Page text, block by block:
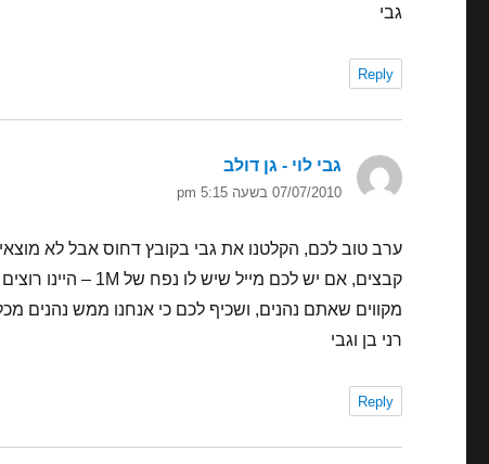
גבי
Reply
גבי לוי - גן דולב
07/07/2010 בשעה 5:15 pm
ערב טוב לכם, הקלטנו את גבי בקובץ דחוס אבל לא
קבצים, אם יש לכם מייל שיש לו נפח של 1M – היינו רוצים לשלוח את ההודעה מגבי.
מקווים שאתם נהנים, ושכיף לכם כי אנחנו ממש נהנים
רני בן וגבי
Reply